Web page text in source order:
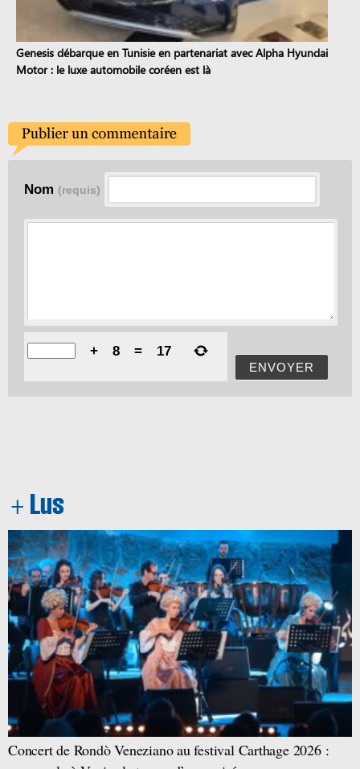
Genesis débarque en Tunisie en partenariat avec Alpha Hyundai
Motor : le luxe automobile coréen est là
Nom (requis)
ENVOYER
+ 8 = 17
Concert de Rondò Veneziano au festival Carthage 2026 :